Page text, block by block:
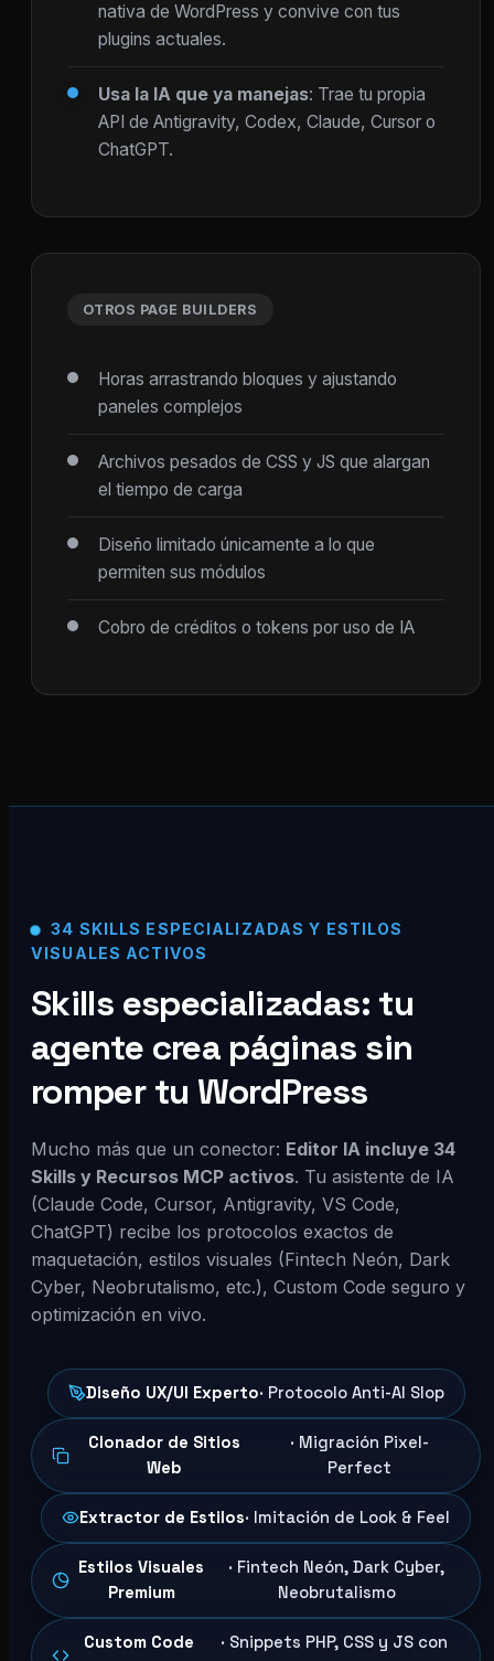
nativa de WordPress y convive con tus
plugins actuales.
Usa la IA que ya manejas: Trae tu propia
API de Antigravity, Codex, Claude, Cursor o
ChatGPT.
OTROS PAGE BUILDERS
Horas arrastrando bloques y ajustando
paneles complejos
Archivos pesados de CSS y JS que alargan
el tiempo de carga
Diseño limitado únicamente a lo que
permiten sus módulos
Cobro de créditos o tokens por uso de IA
34 SKILLS ESPECIALIZADAS Y ESTILOS
VISUALES ACTIVOS
Skills especializadas: tu
agente crea páginas sin
romper tu WordPress
Mucho más que un conector: Editor IA incluye 34
Skills y Recursos MCP activos. Tu asistente de IA
(Claude Code, Cursor, Antigravity, VS Code,
ChatGPT) recibe los protocolos exactos de
maquetación, estilos visuales (Fintech Neón, Dark
Cyber, Neobrutalismo, etc.), Custom Code seguro y
optimización en vivo.
Diseño UX/UI Experto· Protocolo Anti-AI Slop
Clonador de Sitios
Web
· Migración Pixel-
Perfect
Extractor de Estilos· Imitación de Look & Feel
Estilos Visuales
Premium
· Fintech Neón, Dark Cyber,
Neobrutalismo
Custom Code
· Snippets PHP, CSS y JS con